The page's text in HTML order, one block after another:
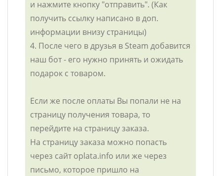
и нажмите кнопку "отправить". (Как
получить ссылку написано в доп.
информации внизу страницы)
4. После чего в друзья в Steam добавится
наш бот - его нужно принять и ожидать
подарок с товаром.
Если же после оплаты Вы попали не на
страницу получения товара, то
перейдите на страницу заказа.
На страницу заказа можно попасть
через сайт oplata.info или же через
письмо, которое пришло на